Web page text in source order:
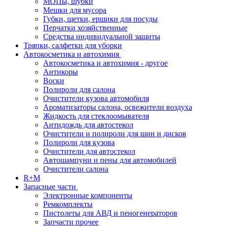
Мешки для мусора
Губки, щетки, ершики для посуды
Перчатки хозяйственные
Средства индивидуальной защиты
Тряпки, салфетки для уборки
Автокосметика и автохимия
Автокосметика и автохимия - другое
Антикоры
Воски
Полироли для салона
Очистители кузова автомобиля
Ароматизаторы салона, освежители воздуха
Жидкость для стеклоомывателя
Антидождь для автостекол
Очистители и полироли для шин и дисков
Полироли для кузова
Очистители для автостекол
Автошампуни и пены для автомобилей
Очистители салона
R+M
Запасные части
Электронные компоненты
Ремкомплекты
Пистолеты для АВД и пеногенераторов
Запчасти прочее